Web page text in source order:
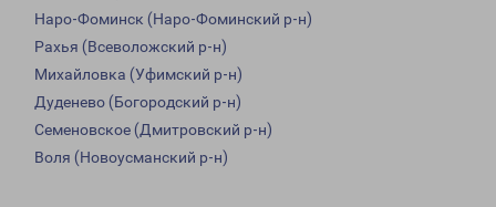
Наро-Фоминск (Наро-Фоминский р-н)
Рахья (Всеволожский р-н)
Михайловка (Уфимский р-н)
Дуденево (Богородский р-н)
Семеновское (Дмитровский р-н)
Воля (Новоусманский р-н)